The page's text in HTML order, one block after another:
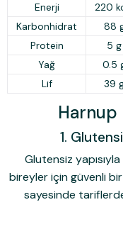
Enerji
220
Karbonhidrat
88
Protein
5 g
Yağ
0.5
Lif
39
Harnup
1.
Glutensiz
bireyler için güvenli
sayesinde